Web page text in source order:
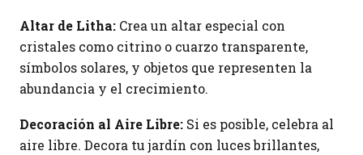
Altar de Litha: Crea un altar especial con
cristales como citrino o cuarzo transparente,
símbolos solares, y objetos que representen la
abundancia y el crecimiento.
Decoración al Aire Libre: Si es posible, celebra al
aire libre. Decora tu jardín con luces brillantes,